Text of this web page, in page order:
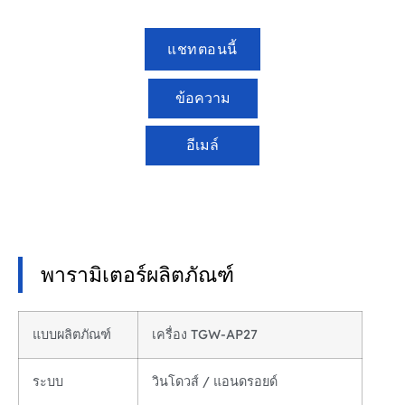
แชทตอนนี้
ข้อความ
อีเมล์
พารามิเตอร์ผลิตภัณฑ์
แบบผลิตภัณฑ์ เครื่อง TGW-AP27
ระบบ วินโดวส์ / แอนดรอยด์